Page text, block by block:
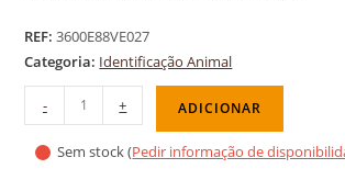
REF:3600E88VE027
Categoria: Identificação Animal
- + ADICIONAR
Sem stock (Pedir informação de